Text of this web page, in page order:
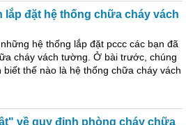
lắp đặt hệ thống chữa cháy vách
hệ thống lắp đặt pccc các bạn đã
cháy vách tường. Ở bài trước, chúng
thế nào là hệ thống chữa cháy vách
về quy định phòng cháy chữa